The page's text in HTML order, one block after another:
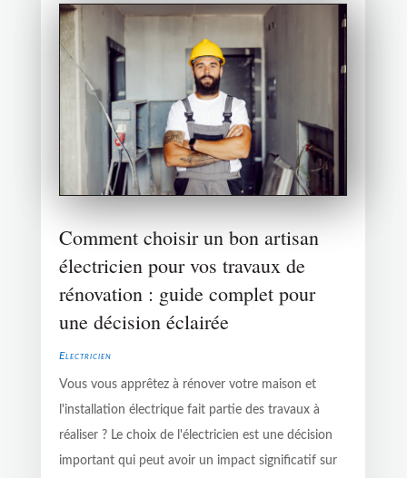
Comment choisir un bon artisan
électricien pour vos travaux de
rénovation : guide complet pour
une décision éclairée
Electricien
Vous vous apprêtez à rénover votre maison et
l'installation électrique fait partie des travaux à
réaliser ? Le choix de l'électricien est une décision
important qui peut avoir un impact significatif sur